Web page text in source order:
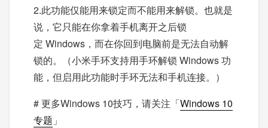
2.此功能仅能用来锁定而不能用来解锁。也就是
说，它只能在你拿着手机离开之后锁
定 Windows，而在你回到电脑前是无法自动解
锁的。（小米手环支持用手环解锁 Windows 功
能，但启用此功能时手环无法和手机连接。）
# 更多Windows 10技巧，请关注「Windows 10
专题 」